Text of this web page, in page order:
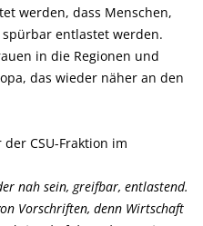
werden, dass Menschen,
entlastet werden.
in die Regionen und
das wieder näher an den
CSU-Fraktion im
nah sein, greifbar, entlastend.
Vorschriften, denn Wirtschaft